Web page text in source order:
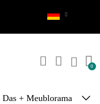
Das + Meublorama